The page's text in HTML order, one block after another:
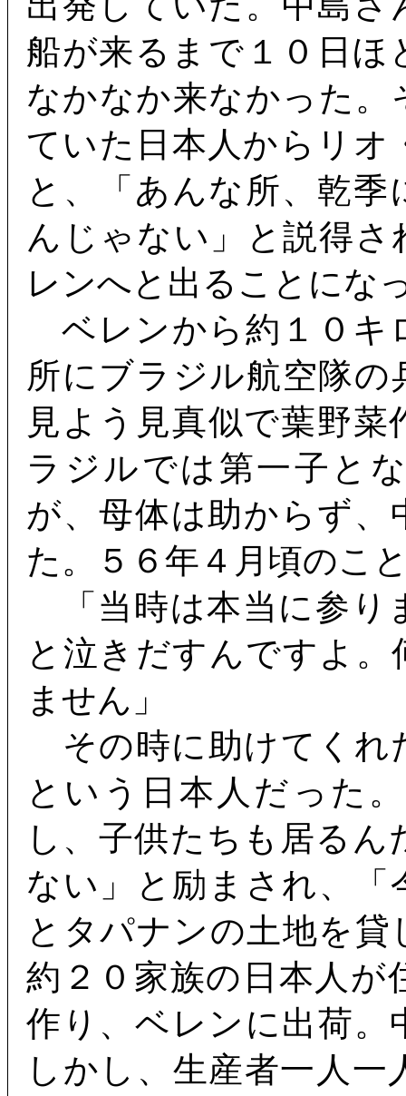
船が来るまで１０日ほ
なかなか来なかった
ていた日本人からリオ
と、「あんな所、乾
んじゃない」と説得
レンへと出ることにな
ベレンから約１０キ
所にブラジル航空隊
見よう見真似で葉野
ラジルでは第一子と
が、母体は助からず
た。５６年４月頃のこ
「当時は本当に参り
と泣きだすんですよ
ません」
その時に助けてくれ
という日本人だった
し、子供たちも居る
ない」と励まされ、
とタパナンの土地を
約２０家族の日本人が
作り、ベレンに出荷。
しかし、生産者一人